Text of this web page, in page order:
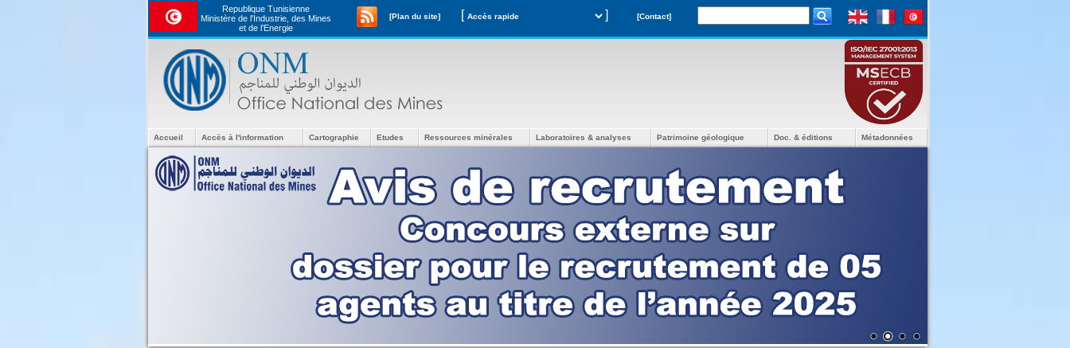
Republique Tunisienne
Ministère de l'Industrie, des Mines
et de l’Energie
[Plan du site] [ ] [Contact]
Accueil Accès à l'information Cartographie Etudes Ressources minérales Laboratoires & analyses Patrimoine géologique Doc. & éditions Métadonnées